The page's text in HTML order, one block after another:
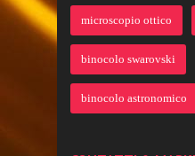
microscopio ottico
binocolo swarovski
binocolo astronomico